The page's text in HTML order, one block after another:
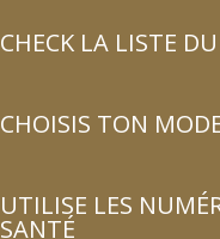
CHECK LA LISTE
CHOISIS TON
UTILISE LES
SANTÉ